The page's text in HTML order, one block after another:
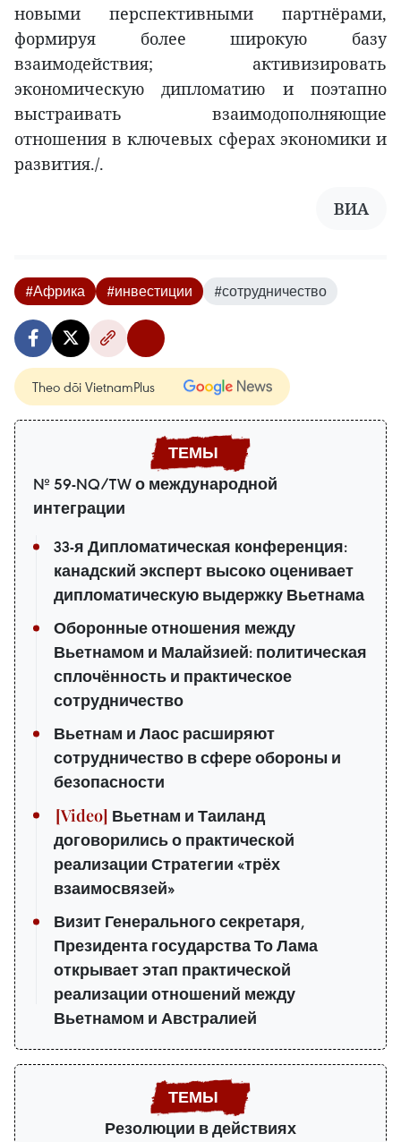
новыми перспективными партнёрами,
формируя более широкую базу
взаимодействия; активизировать
экономическую дипломатию и поэтапно
выстраивать взаимодополняющие
отношения в ключевых сферах экономики и
развития./.
ВИА
#Африка #инвестиции #сотрудничество
Theo dõi VietnamPlus
№ 59-NQ/TW о международной
интеграции
33-я Дипломатическая конференция:
канадский эксперт высоко оценивает
дипломатическую выдержку Вьетнама
Оборонные отношения между
Вьетнамом и Малайзией: политическая
сплочённость и практическое
сотрудничество
Вьетнам и Лаос расширяют
сотрудничество в сфере обороны и
безопасности
Вьетнам и Таиланд
договорились о практической
реализации Стратегии «трёх
взаимосвязей»
Визит Генерального секретаря,
Президента государства То Лама
открывает этап практической
реализации отношений между
Вьетнамом и Австралией
Резолюции в действиях